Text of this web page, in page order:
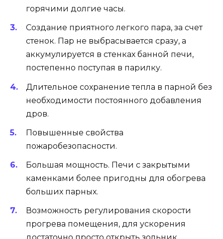
горячими долгие часы.
Создание приятного легкого пара, за счет
стенок. Пар не выбрасывается сразу, а
аккумулируется в стенках банной печи,
постепенно поступая в парилку.
Длительное сохранение тепла в парной без
необходимости постоянного добавления
дров.
Повышенные свойства
пожаробезопасности.
Большая мощность. Печи с закрытыми
каменками более пригодны для обогрева
больших парных.
Возможность регулирования скорости
прогрева помещения, для ускорения